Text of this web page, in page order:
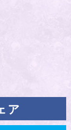
ア